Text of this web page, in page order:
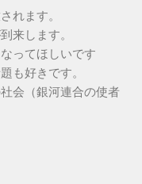
れます。
来します。
ってほしいです
も好きです。
会（銀河連合の使者